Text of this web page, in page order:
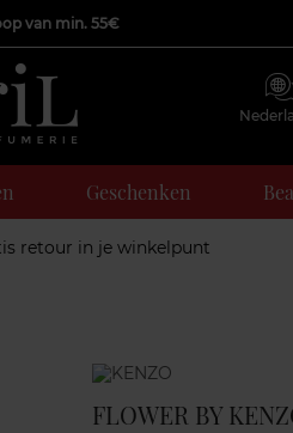
van min. 55€
Geschenken
retour in je winkelpunt
Marque
FLOWER BY